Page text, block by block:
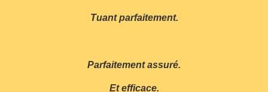
Tuant parfaitement.
Parfaitement assuré.
Et efficace.